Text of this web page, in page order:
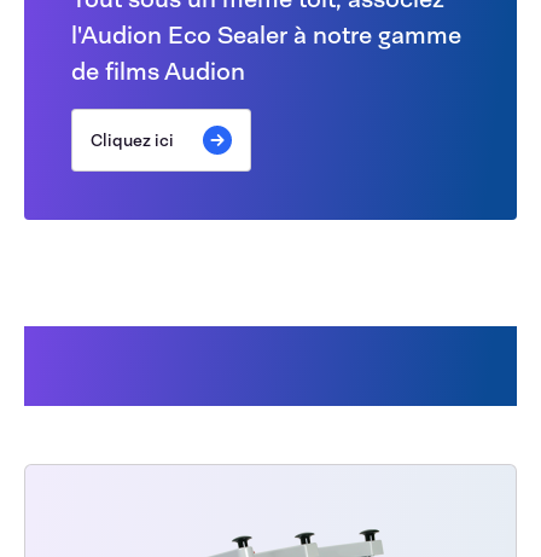
l'Audion Eco Sealer à notre gamme
de films Audion
Cliquez ici